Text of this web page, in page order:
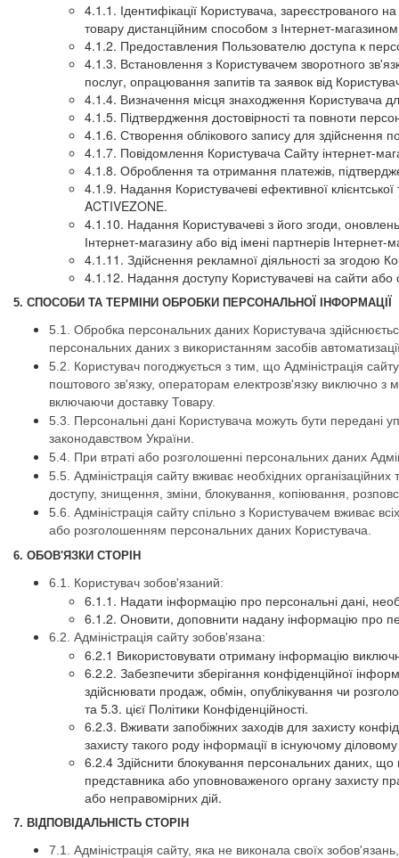
4.1.1. Ідентифікації Користувача, зареєстрованого
товару дистанційним способом з Інтернет-
4.1.2. Предоставления Пользователю доступа к
4.1.3. Встановлення з Користувачем зворотного
послуг, опрацювання запитів та заявок від
4.1.4. Визначення місця знаходження Користувача
4.1.5. Підтвердження достовірності та повноти
4.1.6. Створення облікового запису для здійснення
4.1.7. Повідомлення Користувача Сайту інтернет-
4.1.8. Оброблення та отримання платежів,
4.1.9. Надання Користувачеві ефективної
ACTIVEZONE.
4.1.10. Надання Користувачеві з його згоди,
Інтернет-магазину або від імені партнерів Інтернет-
4.1.11. Здійснення рекламної діяльності за згодою
4.1.12. Надання доступу Користувачеві на сайти або
5. СПОСОБИ ТА ТЕРМІНИ ОБРОБКИ ПЕРСОНАЛЬНОЇ ІНФОРМАЦІЇ
5.1. Обробка персональних даних Користувача
персональних даних з використанням засобів
5.2. Користувач погоджується з тим, що Адміністрація
поштового зв'язку, операторам електрозв'язку виключно
включаючи доставку Товару.
5.3. Персональні дані Користувача можуть бути передані
законодавством України.
5.4. При втраті або розголошенні персональних даних
5.5. Адміністрація сайту вживає необхідних
доступу, знищення, зміни, блокування, копіювання,
5.6. Адміністрація сайту спільно з Користувачем вживає
або розголошенням персональних даних Користувача.
6. ОБОВ'ЯЗКИ СТОРІН
6.1. Користувач зобов'язаний:
6.1.1. Надати інформацію про персональні дані,
6.1.2. Оновити, доповнити надану інформацію про
6.2. Адміністрація сайту зобов'язана:
6.2.1 Використовувати отриману інформацію
6.2.2. Забезпечити зберігання конфіденційної
здійснювати продаж, обмін, опублікування чи
та 5.3. цієї Політики Конфіденційності.
6.2.3. Вживати запобіжних заходів для захисту
захисту такого роду інформації в існуючому
6.2.4 Здійснити блокування персональних даних, що
представника або уповноваженого органу захисту
або неправомірних дій.
7. ВІДПОВІДАЛЬНІСТЬ СТОРІН
7.1. Адміністрація сайту, яка не виконала своїх